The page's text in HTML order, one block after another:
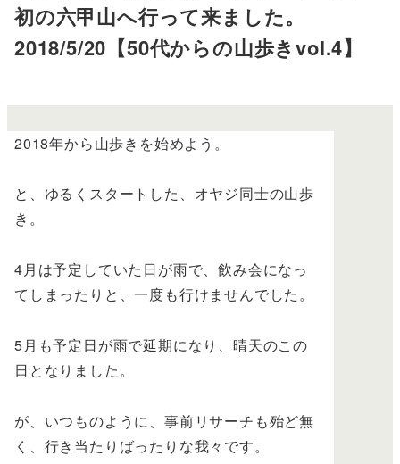
初の六甲山へ行って来ました。
2018/5/20【50代からの山歩きvol.4】
2018年から山歩きを始めよう。
と、ゆるくスタートした、オヤジ同士の山歩
き。
4月は予定していた日が雨で、飲み会になっ
てしまったりと、一度も行けませんでした。
5月も予定日が雨で延期になり、晴天のこの
日となりました。
が、いつものように、事前リサーチも殆ど無
く、行き当たりばったりな我々です。